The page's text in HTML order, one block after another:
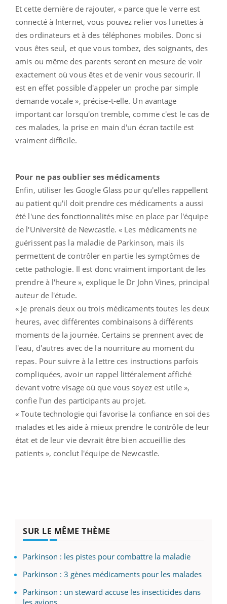
Et cette dernière de rajouter, « parce que le verre est
connecté à Internet, vous pouvez relier vos lunettes à
des ordinateurs et à des téléphones mobiles. Donc si
vous êtes seul, et que vous tombez, des soignants, des
amis ou même des parents seront en mesure de voir
exactement où vous êtes et de venir vous secourir. Il
est en effet possible d'appeler un proche par simple
demande vocale », précise-t-elle. Un avantage
important car lorsqu'on tremble, comme c'est le cas de
ces malades, la prise en main d'un écran tactile est
vraiment difficile.
Pour ne pas oublier ses médicaments
Enfin, utiliser les Google Glass pour qu'elles rappellent
au patient qu'il doit prendre ces médicaments a aussi
été l'une des fonctionnalités mise en place par l'équipe
de l'Université de Newcastle. « Les médicaments ne
guérissent pas la maladie de Parkinson, mais ils
permettent de contrôler en partie les symptômes de
cette pathologie. Il est donc vraiment important de les
prendre à l'heure », explique le Dr John Vines, principal
auteur de l'étude.
« Je prenais deux ou trois médicaments toutes les deux
heures, avec différentes combinaisons à différents
moments de la journée. Certains se prennent avec de
l'eau, d'autres avec de la nourriture au moment du
repas. Pour suivre à la lettre ces instructions parfois
compliquées, avoir un rappel littéralement affiché
devant votre visage où que vous soyez est utile »,
confie l'un des participants au projet.
« Toute technologie qui favorise la confiance en soi des
malades et les aide à mieux prendre le contrôle de leur
état ​​et de leur vie devrait être bien accueillie des
patients », conclut l'équipe de Newcastle.
SUR LE MÊME THÈME
Parkinson : les pistes pour combattre la maladie
Parkinson : 3 gènes médicaments pour les malades
Parkinson : un steward accuse les insecticides dans
les avions